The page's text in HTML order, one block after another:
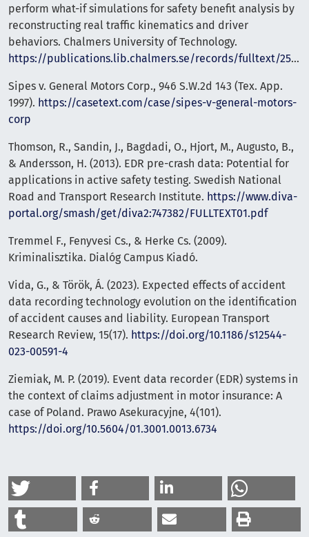
perform what-if simulations for safety benefit analysis by
reconstructing real traffic kinematics and driver
behaviors. Chalmers University of Technology.
https://publications.lib.chalmers.se/records/fulltext/250499/250499.pdf
Sipes v. General Motors Corp., 946 S.W.2d 143 (Tex. App.
1997). https://casetext.com/case/sipes-v-general-motors-
corp
Thomson, R., Sandin, J., Bagdadi, O., Hjort, M., Augusto, B.,
& Andersson, H. (2013). EDR pre-crash data: Potential for
applications in active safety testing. Swedish National
Road and Transport Research Institute. https://www.diva-
portal.org/smash/get/diva2:747382/FULLTEXT01.pdf
Tremmel F., Fenyvesi Cs., & Herke Cs. (2009).
Kriminalisztika. Dialóg Campus Kiadó.
Vida, G., & Török, Á. (2023). Expected effects of accident
data recording technology evolution on the identification
of accident causes and liability. European Transport
Research Review, 15(17). https://doi.org/10.1186/s12544-
023-00591-4
Ziemiak, M. P. (2019). Event data recorder (EDR) systems in
the context of claims adjustment in motor insurance: A
case of Poland. Prawo Asekuracyjne, 4(101).
https://doi.org/10.5604/01.3001.0013.6734